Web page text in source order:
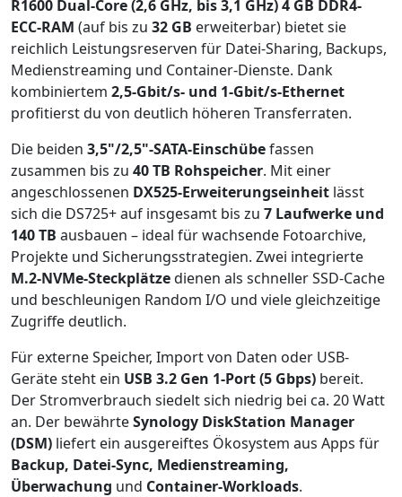
R1600 Dual-Core (2,6 GHz, bis 3,1 GHz)4 GB DDR4-
ECC-RAM (auf bis zu 32 GB erweiterbar) bietet sie
reichlich Leistungsreserven für Datei-Sharing, Backups,
Medienstreaming und Container-Dienste. Dank
kombiniertem 2,5-Gbit/s- und 1-Gbit/s-Ethernet
profitierst du von deutlich höheren Transferraten.
Die beiden 3,5"/2,5"-SATA-Einschübefassen
zusammen bis zu 40 TB Rohspeicher. Mit einer
angeschlossenen DX525-Erweiterungseinheit lässt
sich die DS725+ auf insgesamt bis zu 7 Laufwerke und
140 TB ausbauen – ideal für wachsende Fotoarchive,
Projekte und Sicherungsstrategien. Zwei integrierte
M.2-NVMe-Steckplätzedienen als schneller SSD-Cache
und beschleunigen Random I/O und viele gleichzeitige
Zugriffe deutlich.
Für externe Speicher, Import von Daten oder USB-
Geräte steht ein USB 3.2 Gen 1-Port (5 Gbps) bereit.
Der Stromverbrauch siedelt sich niedrig bei ca. 20 Watt
an. Der bewährteSynology DiskStation Manager
(DSM) liefert ein ausgereiftes Ökosystem aus Apps für
Backup, Datei-Sync, Medienstreaming,
Überwachung und Container-Workloads.